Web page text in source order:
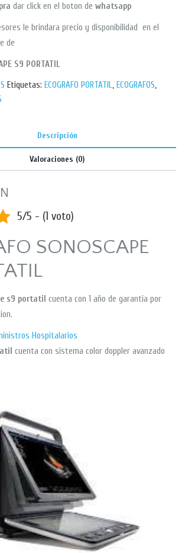
dar click en el boton de whatsapp
le brindara precio y disponibilidad en el
de
S9 PORTATIL
Etiquetas: ECOGRAFO PORTATIL, ECOGRAFOS,
Descripción
Valoraciones (0)
5/5 - (1 voto)
SONOSCAPE
s9 portatil cuenta con 1 año de garantia por
Hospitalarios
cuenta con sistema color doppler avanzado